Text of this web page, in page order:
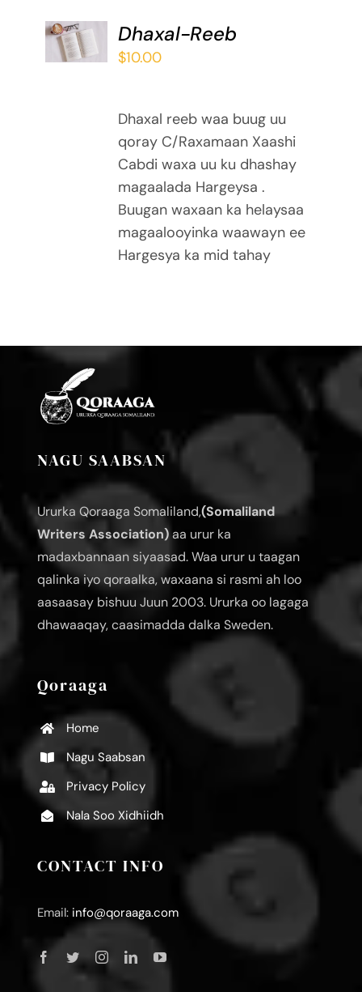
ADD TO
BASKET
/
Dhaxal-Reeb
$10.00
Dhaxal reeb waa buug uu
qoray C/Raxamaan Xaashi
Cabdi waxa uu ku dhashay
magaalada Hargeysa .
Buugan waxaan ka helaysaa
magaalooyinka waawayn ee
Hargesya ka mid tahay
NAGU SAABSAN
Ururka Qoraaga Somaliland,(Somaliland
Writers Association)aa urur ka
madaxbannaan siyaasad. Waa urur u taagan
qalinka iyo qoraalka, waxaana si rasmi ah loo
aasaasay bishuu Juun 2003. Ururka oo lagaga
dhawaaqay, caasimadda dalka Sweden.
Qoraaga
Home
Nagu Saabsan
Privacy Policy
Nala Soo Xidhiidh
CONTACT INFO
Email: info@qoraaga.com